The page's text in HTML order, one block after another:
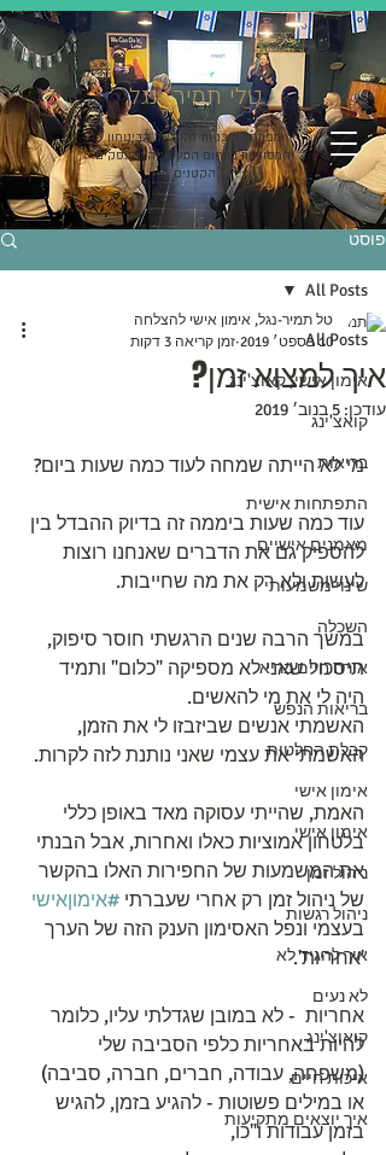
טלי תמיר- נגל
מפתחת תוכניות להעלאת הביטחון
והמסוגלות בתחום התעסוקה והעסקים
הקטנים
פוסט
All Posts
אימון אישי, קאוצ'ינג
קואצ'ינג
בריאות
התפתחות אישית
מאמנים אישיים
שינוי משמעותי
השכלה
אורח חיים בריא
בריאות הנפש
קבלת החלטות
אימון אישי
אימון אישי
ניהול זמן
ניהול רגשות
איך להגיד לא
לא נעים
קואוצ'ינג
איכות חיים
איך יוצאים מתקיעות
All Posts
איך למצוא זמן?
טל תמיר-נגל, אימון אישי להצלחה
10 בספט׳ 2019
זמן קריאה 3 דקות
עודכן: 5 בנוב׳ 2019
מי לא הייתה שמחה לעוד כמה שעות ביום?
עוד כמה שעות ביממה זה בדיוק ההבדל בין
להספיק גם את הדברים שאנחנו רוצות
לעשות ולא רק את מה שחייבות.
במשך הרבה שנים הרגשתי חוסר סיפוק,
תיסכול שאני לא מספיקה "כלום" ותמיד
היה לי את מי להאשים.
האשמתי אנשים שביזבזו לי את הזמן,
האשמתי את עצמי שאני נותנת לזה לקרות.
האמת, שהייתי עסוקה מאד באופן כללי
בלטחון אמוציות כאלו ואחרות, אבל הבנתי
את המשמעות של החפירות האלו בהקשר
של ניהול זמן רק אחרי שעברתי #אימוןאישי
בעצמי ונפל האסימון הענק הזה של הערך
'אחריות'.
אחריות  - לא במובן שגדלתי עליו, כלומר
להיות באחריות כלפי הסביבה שלי
(משפחה, עבודה, חברים, חברה, סביבה)
או במילים פשוטות - להגיע בזמן, להגיש
בזמן עבודות ו"כו,